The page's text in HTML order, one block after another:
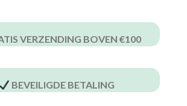
VERZENDING BOVEN €100
BEVEILIGDE BETALING